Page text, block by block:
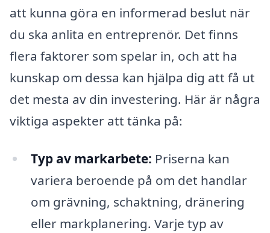
att kunna göra en informerad beslut när
du ska anlita en entreprenör. Det finns
flera faktorer som spelar in, och att ha
kunskap om dessa kan hjälpa dig att få ut
det mesta av din investering. Här är några
viktiga aspekter att tänka på:
Typ av markarbete: Priserna kan
variera beroende på om det handlar
om grävning, schaktning, dränering
eller markplanering. Varje typ av